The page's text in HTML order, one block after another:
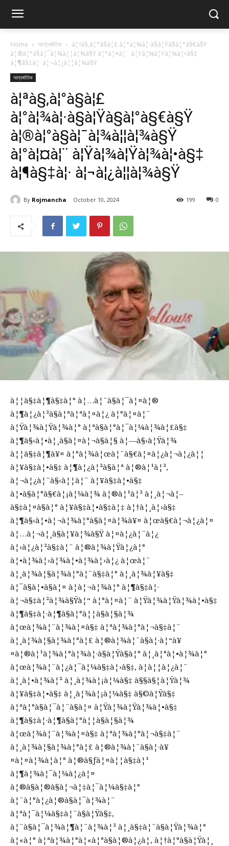
Home আন্তর্জাতিক
à¦ªà§‚à¦°à§à¦£ à¦°à¦¾à¦·à§à¦Ÿà§à¦°à§€à§Ÿ
à¦®à¦°à§à¦¯à¦¾à¦¦à¦¾à§Ÿ à¦°à¦¤à¦¨ à¦Ÿà¦¾à¦Ÿà¦¾à¦•à§‡
à¦¶à§‡à¦· à¦¬à¦¿à¦¦à¦¾à§Ÿ
আন্তর্জাতিক
à¦ªà§‚à¦°à§à¦£
à¦°à¦¾à¦·à§à¦Ÿà§à¦°à§€à§Ÿ
à¦®à¦°à§à¦¯à¦¾à¦¦à¦¾à§Ÿ
à¦°à¦¤à¦¨ à¦Ÿà¦¾à¦Ÿà¦¾à¦•à§‡
à¦¶à§‡à¦· à¦¬à¦¿à¦¦à¦¾à§Ÿ
By Rojmancha October 10, 2024 0
199
à¦¦à§‡à¦¶à§‡à¦° à¦…à¦¨à§à¦¯à¦¤à¦®
à¦¶à¦¿à¦²à§à¦ªà¦ªà¦¤à¦¿ à¦°à¦¤à¦¨
à¦Ÿà¦¾à¦Ÿà¦¾à¦° à¦ªà§à¦°à¦¯à¦¼à¦¾à¦£à§‡
à¦¶à§‹à¦•à¦¸à§à¦¤à¦¬à§à¦§ à¦—à§‹à¦Ÿà¦¾
à¦¦à§‡à¦¶à¥¤ à¦°à¦¾à¦œà¦¨à§€à¦¤à¦¿à¦¬à¦¿à¦¦
à¦¥à§‡à¦•à§‡ à¦¶à¦¿à¦²à§à¦ª à¦®à¦¹à¦²,
à¦¬à¦¿à¦¨à§‹à¦¦à¦¨ à¦¥à§‡à¦•à§‡
à¦•à§à¦°à§€à¦¡à¦¼à¦¾ à¦®à¦¹à¦² à¦¸à¦¬à¦–
à§‡à¦¤à§à¦° à¦¥à§‡à¦•à§‡à¦‡ à¦†à¦¸à¦›à§‡
à¦¶à§‹à¦•à¦¬à¦¾à¦°à§à¦¤à¦¾à¥¤ à¦œà§€à¦¬à¦¿à¦¤
à¦…à¦¬à¦¸à§à¦¥à¦¾à§Ÿ à¦¤à¦¿à¦¨à¦¿
à¦›à¦¿à¦²à§‡à¦¨ à¦®à¦¾à¦Ÿà¦¿à¦°
à¦•à¦¾à¦›à¦¾à¦•à¦¾à¦›à¦¿ à¦œà¦¨
à¦¸à¦¾à¦§à¦¾à¦°à¦¨à§‡à¦° à¦¸à¦¾à¦¥à§‡
à¦¯à§à¦•à§à¦¤ à¦à¦¬à¦¾à¦° à¦¶à§‡à¦·
à¦¬à§‡à¦²à¦¾à§Ÿà¦“ à¦°à¦¤à¦¨ à¦Ÿà¦¾à¦Ÿà¦¾à¦•à§‡
à¦¶à§‡à¦·à¦¶à§à¦°à¦¦à§à¦§à¦¾
à¦œà¦¾à¦¨à¦¾à¦¤à§‡ à¦ªà¦¾à¦°à¦¬à§‡à¦¨
à¦¸à¦¾à¦§à¦¾à¦°à¦£ à¦®à¦¾à¦¨à§à¦·à¦“à¥
¤à¦®à¦¹à¦¾à¦°à¦¾à¦·à§à¦Ÿà§à¦° à¦¸à¦°à¦•à¦¾à¦°
à¦œà¦¾à¦¨à¦¿à¦¯à¦¼à§‡à¦›à§‡, à¦à¦¦à¦¿à¦¨
à¦¸à¦•à¦¾à¦² à¦¸à¦¾à¦¡à¦¼à§‡ à§§à§¦à¦Ÿà¦¾
à¦¥à§‡à¦•à§‡ à¦¸à¦¾à¦¡à¦¼à§‡ à§©à¦Ÿà§‡
à¦ªà¦°à§à¦¯à¦¨à§à¦¤ à¦Ÿà¦¾à¦Ÿà¦¾à¦•à§‡
à¦¶à§‡à¦·à¦¶à§à¦°à¦¦à§à¦§à¦¾
à¦œà¦¾à¦¨à¦¾à¦¤à§‡ à¦ªà¦¾à¦°à¦¬à§‡à¦¨
à¦¸à¦¾à¦§à¦¾à¦°à¦£ à¦®à¦¾à¦¨à§à¦·à¥
¤à¦¤à¦¾à¦à¦° à¦®à§ƒà¦¤à¦¦à§‡à¦¹
à¦¶à¦¾à¦¯à¦¼à¦¿à¦¤
à¦®à§à¦®à§à¦¬à¦‡à¦¯à¦¼à§‡à¦°
à¦¨à¦°à¦¿à¦®à§à¦¯à¦¾à¦¨
à¦ªà¦¯à¦¼à§‡à¦¨à§à¦Ÿà§‡,
à¦¨à§à¦¯à¦¾à¦¶à¦¨à¦¾à¦² à¦¸à§‡à¦¨à§à¦Ÿà¦¾à¦°
à¦«à¦° à¦ªà¦¾à¦°à¦«à¦°à§à¦®à¦¿à¦‚ à¦†à¦°à§à¦Ÿà¦¸